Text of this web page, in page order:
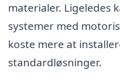
materialer. Ligeledes
systemer med
koste mere at
standardløsninger.